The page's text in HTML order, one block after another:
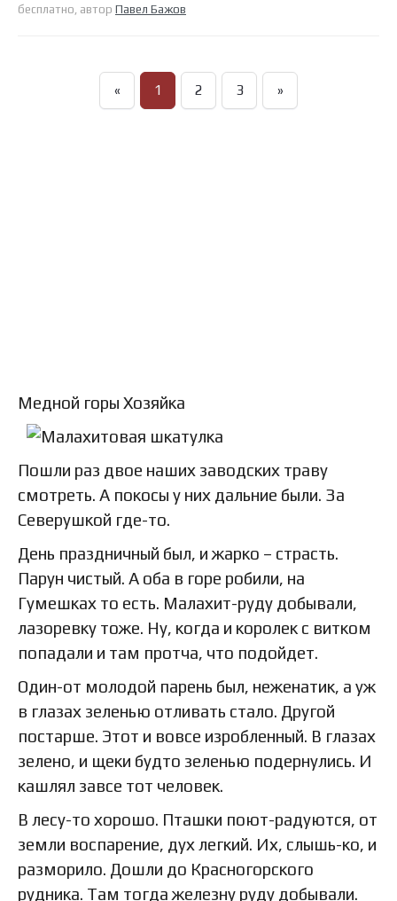
бесплатно, автор Павел Бажов
« 1 2 3 »
Медной горы Хозяйка
Пошли раз двое наших заводских траву
смотреть. А покосы у них дальние были. За
Северушкой где-то.
День праздничный был, и жарко – страсть.
Парун чистый. А оба в горе робили, на
Гумешках то есть. Малахит-руду добывали,
лазоревку тоже. Ну, когда и королек с витком
попадали и там протча, что подойдет.
Один-от молодой парень был, неженатик, а уж
в глазах зеленью отливать стало. Другой
постарше. Этот и вовсе изробленный. В глазах
зелено, и щеки будто зеленью подернулись. И
кашлял завсе тот человек.
В лесу-то хорошо. Пташки поют-радуются, от
земли воспарение, дух легкий. Их, слышь-ко, и
разморило. Дошли до Красногорского
рудника. Там тогда железну руду добывали.